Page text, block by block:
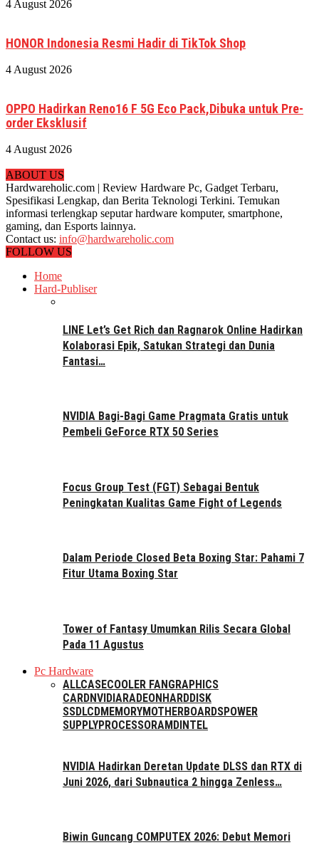
4 August 2026
HONOR Indonesia Resmi Hadir di TikTok Shop
4 August 2026
OPPO Hadirkan Reno16 F 5G Eco Pack,Dibuka untuk Pre-
order Eksklusif
4 August 2026
ABOUT US
Hardwareholic.com | Review Hardware Pc, Gadget Terbaru,
Spesifikasi Lengkap, dan Berita Teknologi Terkini. Temukan
informasi terlengkap seputar hardware komputer, smartphone,
gaming, dan Esports lainnya.
Contact us: info@hardwareholic.com
FOLLOW US
Home
Hard-Publiser
LINE Let’s Get Rich dan Ragnarok Online Hadirkan
Kolaborasi Epik, Satukan Strategi dan Dunia
Fantasi…
NVIDIA Bagi-Bagi Game Pragmata Gratis untuk
Pembeli GeForce RTX 50 Series
Focus Group Test (FGT) Sebagai Bentuk
Peningkatan Kualitas Game Fight of Legends
Dalam Periode Closed Beta Boxing Star: Pahami 7
Fitur Utama Boxing Star
Tower of Fantasy Umumkan Rilis Secara Global
Pada 11 Agustus
Pc Hardware
ALLCASECOOLER FAN GRAPHICS
CARDNVIDIARADEON HARDDISK
SSDLCDMEMORYMOTHERBOARDSPOWER
SUPPLYPROCESSORAMD INTEL
NVIDIA Hadirkan Deretan Update DLSS dan RTX di
Juni 2026, dari Subnautica 2 hingga Zenless…
Biwin Guncang COMPUTEX 2026: Debut Memori